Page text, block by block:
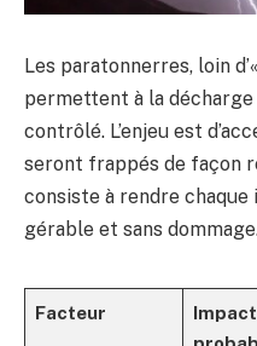
Les paratonnerres, loin
permettent à la
contrôlé. L’enjeu est
seront frappés de façon
consiste à rendre chaque
gérable et sans
Facteur